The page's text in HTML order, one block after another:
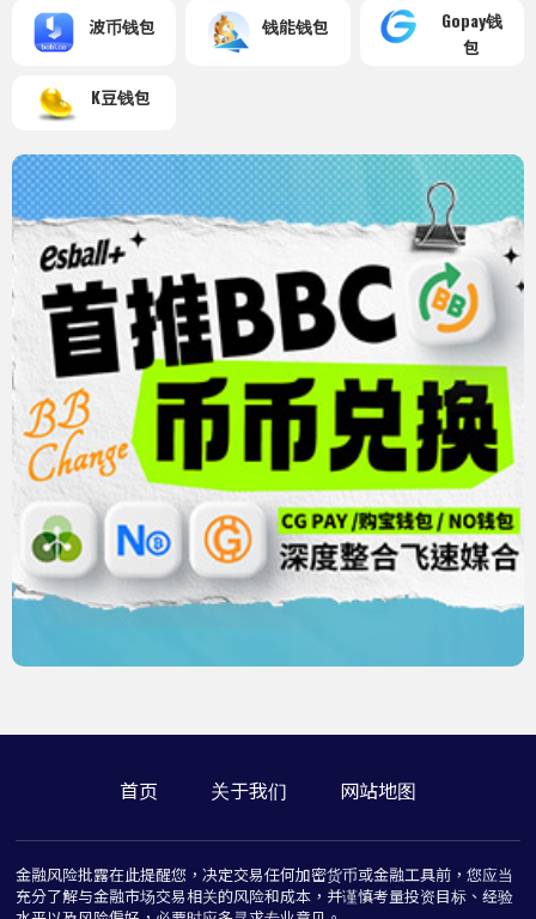
波币钱包 钱能钱包
Gopay钱
包
K豆钱包
首页 关于我们 网站地图
金融风险批露在此提醒您，决定交易任何加密货币或金融工具前，您应当
充分了解与金融市场交易相关的风险和成本，并谨慎考量投资目标、经验